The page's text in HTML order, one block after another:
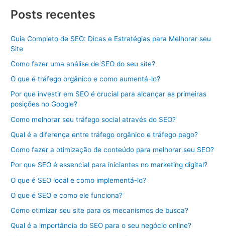
Posts recentes
Guia Completo de SEO: Dicas e Estratégias para Melhorar seu
Site
Como fazer uma análise de SEO do seu site?
O que é tráfego orgânico e como aumentá-lo?
Por que investir em SEO é crucial para alcançar as primeiras
posições no Google?
Como melhorar seu tráfego social através do SEO?
Qual é a diferença entre tráfego orgânico e tráfego pago?
Como fazer a otimização de conteúdo para melhorar seu SEO?
Por que SEO é essencial para iniciantes no marketing digital?
O que é SEO local e como implementá-lo?
O que é SEO e como ele funciona?
Como otimizar seu site para os mecanismos de busca?
Qual é a importância do SEO para o seu negócio online?